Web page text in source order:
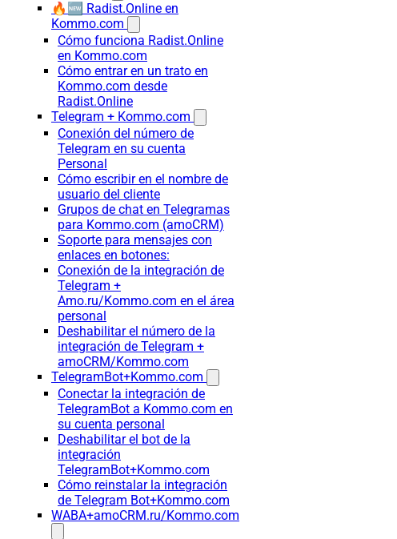
🔥🆕 Radist.Online en
Kommo.com
Cómo funciona Radist.Online
en Kommo.com
Cómo entrar en un trato en
Kommo.com desde
Radist.Online
Telegram + Kommo.com
Conexión del número de
Telegram en su cuenta
Personal
Cómo escribir en el nombre de
usuario del cliente
Grupos de chat en Telegramas
para Kommo.com (amoCRM)
Soporte para mensajes con
enlaces en botones:
Conexión de la integración de
Telegram +
Amo.ru/Kommo.com en el área
personal
Deshabilitar el número de la
integración de Telegram +
amoCRM/Kommo.com
TelegramBot+Kommo.com
Conectar la integración de
TelegramBot a Kommo.com en
su cuenta personal
Deshabilitar el bot de la
integración
TelegramBot+Kommo.com
Cómo reinstalar la integración
de Telegram Bot+Kommo.com
WABA+amoCRM.ru/Kommo.com